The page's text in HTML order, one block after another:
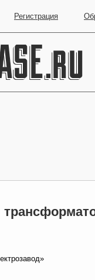
Регистрация